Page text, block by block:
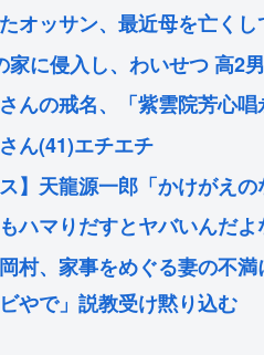
オッサン、最近母を亡く
家に侵入し、わいせつ 高2
んの戒名、「紫雲院芳心
ん(41)エチエチ
ス】天龍源一郎「かけがえ
ハマりだすとヤバいんだ
村、家事をめぐる妻の不
やで」説教受け黙り込む